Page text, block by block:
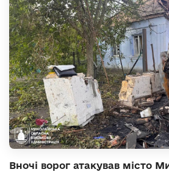
Вночі ворог атакував місто